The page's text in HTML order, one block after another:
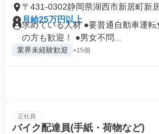
〒431-0302静岡県湖西市新居町新
月給25万円以上
求めている人材 ●要普通自動車運
の方も歓迎！ ●男女不問...
業界未経験歓迎 +15個
正社員
バイク配達員(手紙・荷物など)